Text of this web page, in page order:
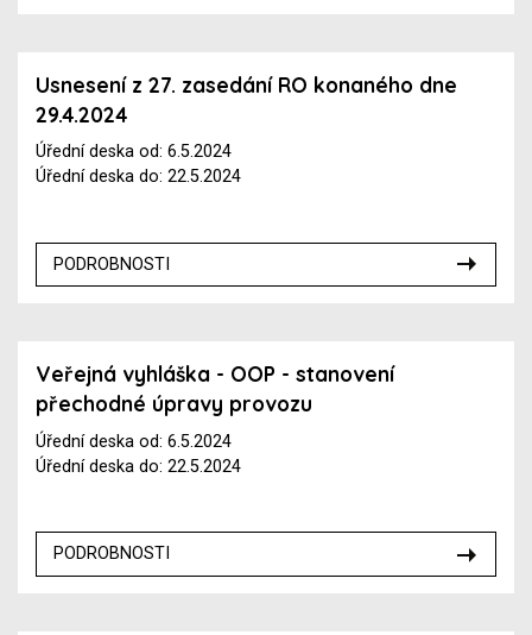
Usnesení z 27. zasedání RO konaného dne
29.4.2024
Úřední deska od: 6.5.2024
Úřední deska do: 22.5.2024
PODROBNOSTI
Veřejná vyhláška - OOP - stanovení
přechodné úpravy provozu
Úřední deska od: 6.5.2024
Úřední deska do: 22.5.2024
PODROBNOSTI